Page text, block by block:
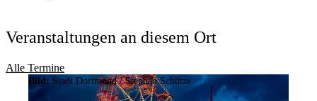
Veranstaltungen an diesem Ort
Alle Termine
Bild: Stadt Dortmund / Stephan Schütze